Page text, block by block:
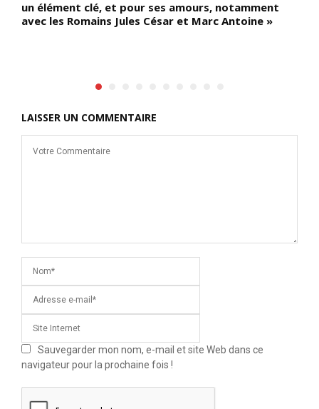
un élément clé, et pour ses amours, notamment
avec les Romains Jules César et Marc Antoine »
LAISSER UN COMMENTAIRE
Sauvegarder mon nom, e-mail et site Web dans ce
navigateur pour la prochaine fois !